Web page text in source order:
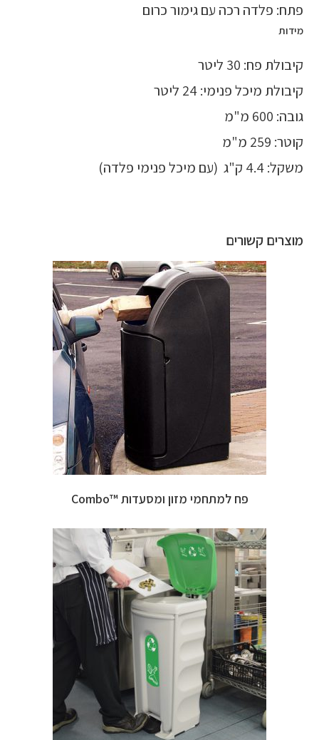
פתח: פלדה רכה עם גימור כרום
מידות
קיבולת פח: 30 ליטר
קיבולת מיכל פנימי: 24 ליטר
גובה: 600 מ"מ
קוטר: 259 מ"מ
משקל: 4.4 ק"ג (עם מיכל פנימי פלדה)
מוצרים קשורים
פח למתחמי מזון ומסעדות ™Combo